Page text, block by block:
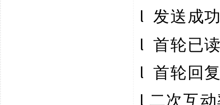
l 发送成
l 首轮已
l 首轮回
l 二次互